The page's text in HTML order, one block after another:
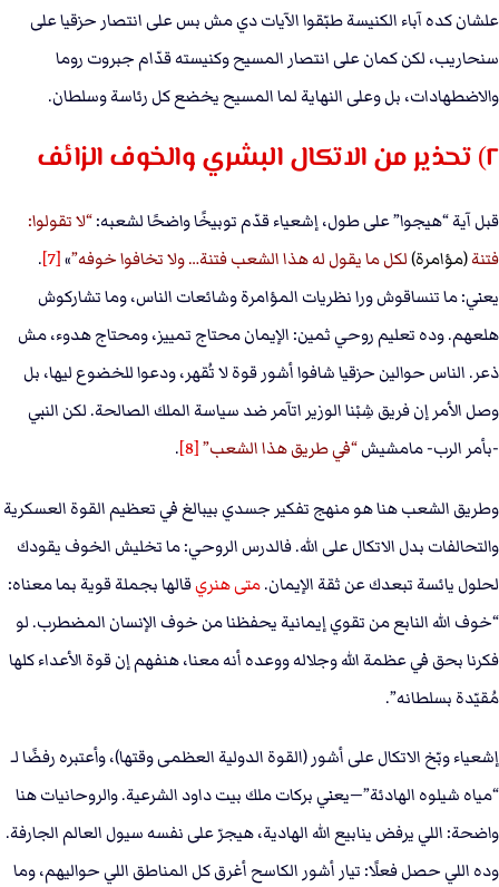
علشان كده آباء الكنيسة طبّقوا الآيات دي مش بس على انتصار حزقيا على
سنحاريب، لكن كمان على انتصار المسيح وكنيسته قدّام جبروت روما
والاضطهادات، بل وعلى النهاية لما المسيح يخضع كل رئاسة وسلطان.
٢) تحذير من الاتكال البشري والخوف الزائف
قبل آية “هيجوا” على طول، إشعياء قدّم توبيخًا واضحًا لشعبه: لا تقولوا:
فتنة(مؤامرة)لكل ما يقول له هذا الشعب فتنة… ولا تخافوا خوفه »
[7]
.
يعني: ما تنساقوش ورا نظريات المؤامرة وشائعات الناس، وما تشاركوش
هلعهم. وده تعليم روحي ثمين: الإيمان محتاج تمييز، ومحتاج هدوء، مش
ذعر. الناس حوالين حزقيا شافوا أشور قوة لا تُقهر، ودعوا للخضوع ليها، بل
وصل الأمر إن فريق شِبْنا الوزير اتآمر ضد سياسة الملك الصالحة. لكن النبي
-بأمر الرب- مامشيش في طريق هذا الشعب [8]
.
وطريق الشعب هنا هو منهج تفكير جسدي بيبالغ في تعظيم القوة العسكرية
والتحالفات بدل الاتكال على الله. فالدرس الروحي: ما تخليش الخوف يقودك
لحلول يائسة تبعدك عن ثقة الإيمان.متى هنريقالها بجملة قوية بما معناه:
“خوف الله النابع من تقوي إيمانية يحفظنا من خوف الإنسان المضطرب. لو
فكرنا بحق في عظمة الله وجلاله ووعده أنه معنا، هنفهم إن قوة الأعداء كلها
مُقيّدة بسلطانه”.
إشعياء وبّخ الاتكال على أشور (القوة الدولية العظمى وقتها)، وأعتبره رفضًا لـ
“مياه شيلوه الهادئة”—يعني بركات ملك بيت داود الشرعية. والروحانيات هنا
واضحة: اللي يرفض ينابيع الله الهادية، هيجرّ على نفسه سيول العالم الجارفة.
وده اللي حصل فعلًا: تيار أشور الكاسح أغرق كل المناطق اللي حواليهم، وما